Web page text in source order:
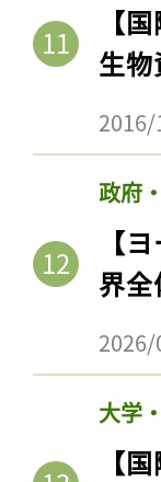
【
生
政府
【
界
大学
【